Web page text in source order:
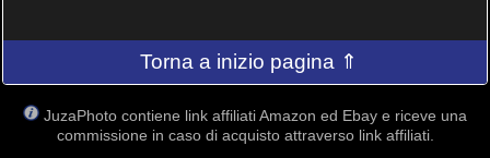
Torna a inizio pagina ⇑
JuzaPhoto contiene link affiliati Amazon ed Ebay e riceve una
commissione in caso di acquisto attraverso link affiliati.